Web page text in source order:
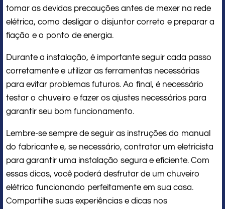
tomar as devidas precauções antes de mexer na rede
elétrica, como desligar o disjuntor correto e preparar a
fiação e o ponto de energia.
Durante a instalação, é importante seguir cada passo
corretamente e utilizar as ferramentas necessárias
para evitar problemas futuros. Ao final, é necessário
testar o chuveiro e fazer os ajustes necessários para
garantir seu bom funcionamento.
Lembre-se sempre de seguir as instruções do manual
do fabricante e, se necessário, contratar um eletricista
para garantir uma instalação segura e eficiente. Com
essas dicas, você poderá desfrutar de um chuveiro
elétrico funcionando perfeitamente em sua casa.
Compartilhe suas experiências e dicas nos